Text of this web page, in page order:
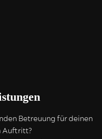
Betreuung für deinen
Auftritt?